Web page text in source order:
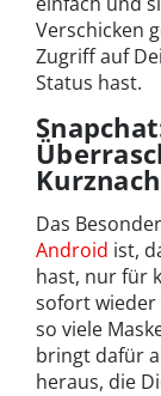
Verschicken
Zugriff auf
Status hast.
Das
Android ist,
hast, nur für
sofort wieder
so viele
bringt dafür
heraus, die